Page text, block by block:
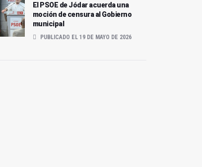
El PSOE de Jódar acuerda una
moción de censura al Gobierno
municipal
PUBLICADO EL 19 DE MAYO DE 2026